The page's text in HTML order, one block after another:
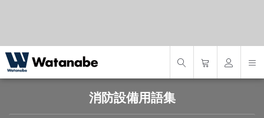
消防設備用語集